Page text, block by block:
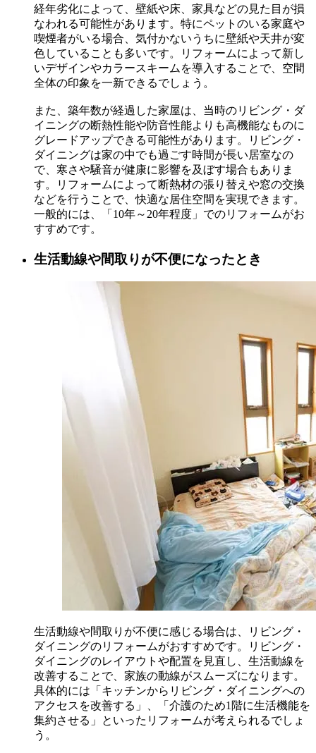
経年劣化によって、壁紙や床、家具などの見た目が損
なわれる可能性があります。特にペットのいる家庭や
喫煙者がいる場合、気付かないうちに壁紙や天井が変
色していることも多いです。リフォームによって新し
いデザインやカラースキームを導入することで、空間
全体の印象を一新できるでしょう。
また、築年数が経過した家屋は、当時のリビング・ダ
イニングの断熱性能や防音性能よりも高機能なものに
グレードアップできる可能性があります。リビング・
ダイニングは家の中でも過ごす時間が長い居室なの
で、寒さや騒音が健康に影響を及ぼす場合もありま
す。リフォームによって断熱材の張り替えや窓の交換
などを行うことで、快適な居住空間を実現できます。
一般的には、「10年～20年程度」でのリフォームがお
すすめです。
生活動線や間取りが不便になったとき
生活動線や間取りが不便に感じる場合は、リビング・
ダイニングのリフォームがおすすめです。リビング・
ダイニングのレイアウトや配置を見直し、生活動線を
改善することで、家族の動線がスムーズになります。
具体的には「キッチンからリビング・ダイニングへの
アクセスを改善する」、「介護のため1階に生活機能を
集約させる」といったリフォームが考えられるでしょ
う。